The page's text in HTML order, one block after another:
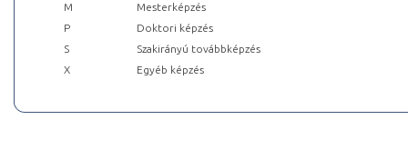
M
Mesterképzés
P
Doktori képzés
S
Szakirányú továbbképzés
X
Egyéb képzés